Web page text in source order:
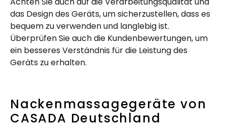
das Design des Geräts, um sicherzustellen, dass es
bequem zu verwenden und langlebig ist.
Überprüfen Sie auch die Kundenbewertungen, um
ein besseres Verständnis für die Leistung des
Geräts zu erhalten.
Nackenmassagegeräte von
CASADA Deutschland